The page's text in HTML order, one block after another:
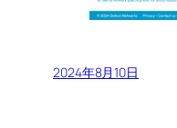
2024年8月10日